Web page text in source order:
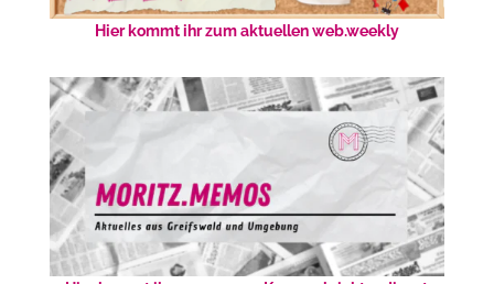
Hier kommt ihr zum aktuellen web.weekly